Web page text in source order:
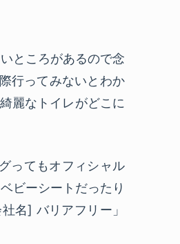
ところがあるので念
行ってみないとわか
麗なトイレがどこに
ってもオフィシャル
ビーシートだったり
名] バリアフリー」